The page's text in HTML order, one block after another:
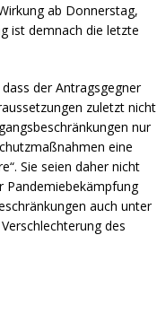
ab Donnerstag,
ist demnach die letzte
der Antragsgegner
zuletzt nicht
nur
eine
Sie seien daher nicht
Pandemiebekämpfung
auch unter
des